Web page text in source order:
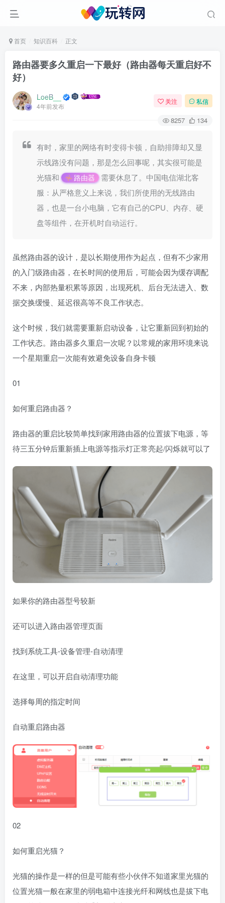
首页 知识百科 正文
路由器要多久重启一下最好（路由器每天重启好不
好）
LoeB__
4年前发布
关注 私信
8257 134
有时，家里的网络有时变得卡顿，自助排障却又显
示线路没有问题，那是怎么回事呢，其实很可能是
光猫和
路由器
需要休息了。中国电信湖北客
服：从严格意义上来说，我们所使用的无线路由
器，也是一台小电脑，它有自己的CPU、内存、硬
盘等组件，在开机时自动运行。
虽然路由器的设计，是以长期使用作为起点，但有不少家用
的入门级路由器，在长时间的使用后，可能会因为缓存调配
不来，内部热量积累等原因，出现死机、后台无法进入、数
据交换缓慢、延迟很高等不良工作状态。
这个时候，我们就需要重新启动设备，让它重新回到初始的
工作状态。路由器多久重启一次呢？以常规的家用环境来说
一个星期重启一次能有效避免设备自身卡顿
01
如何重启路由器？
路由器的重启比较简单找到家用路由器的位置拔下电源，等
待三五分钟后重新插上电源等指示灯正常亮起/闪烁就可以了
如果你的路由器型号较新
还可以进入路由器管理页面
找到系统工具-设备管理-自动清理
在这里，可以开启自动清理功能
选择每周的指定时间
自动重启路由器
02
如何重启光猫？
光猫的操作是一样的但是可能有些小伙伴不知道家里光猫的
位置光猫一般在家里的弱电箱中连接光纤和网线也是拔下电